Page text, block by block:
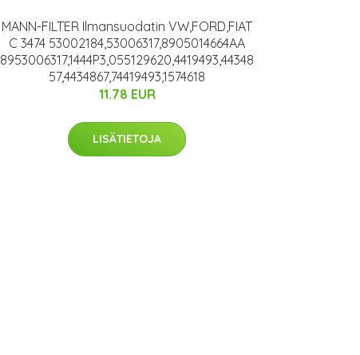
MANN-FILTER Ilmansuodatin VW,FORD,FIAT
C 3474 53002184,53006317,8905014664AA
8953006317,1444P3,055129620,4419493,44348
57,4434867,74419493,1574618
11.78 EUR
LISÄTIETOJA